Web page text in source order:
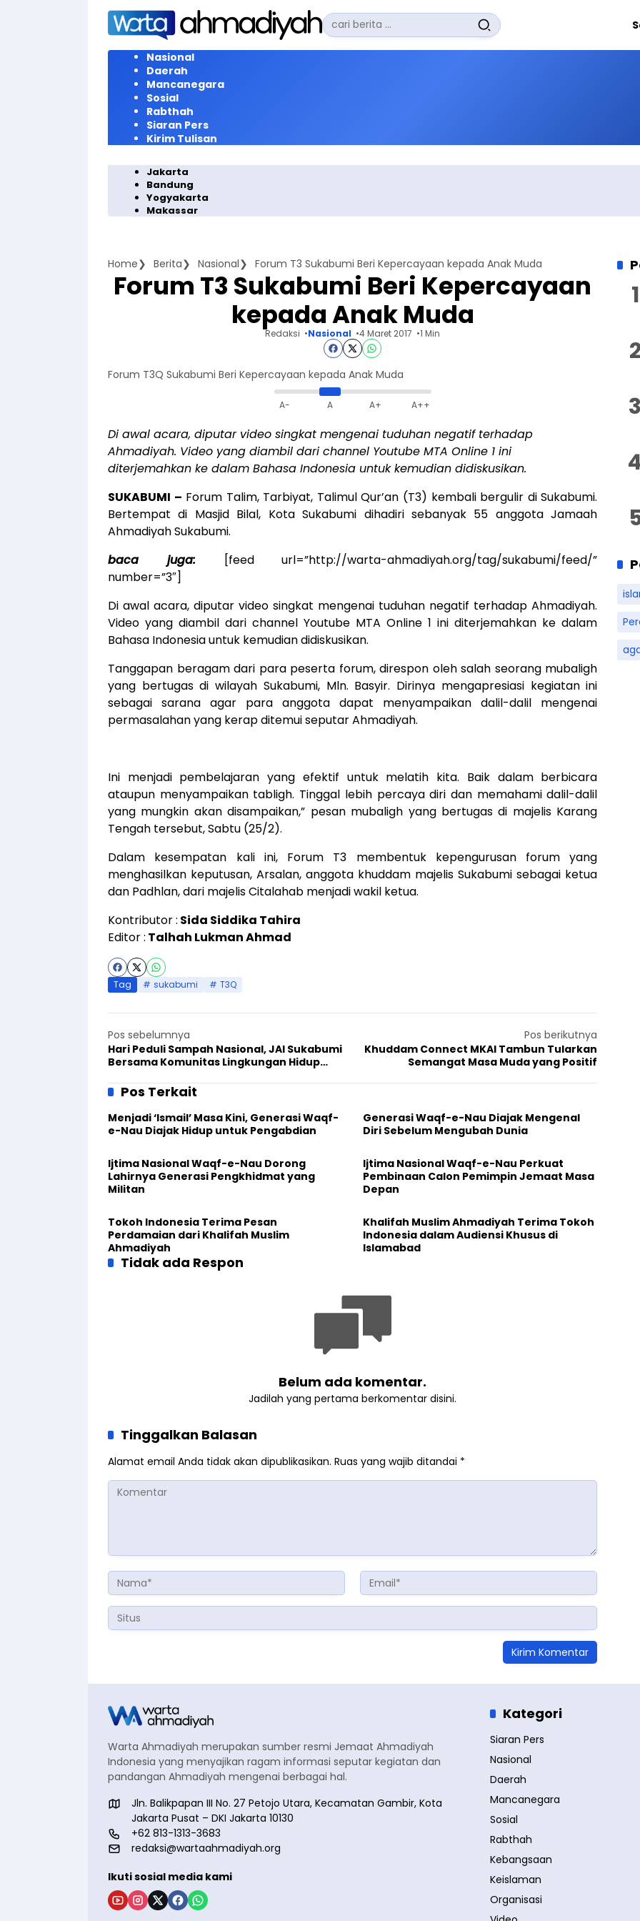
Langsung
konten
Pencarian
untuk:
Nasional
Daerah
Mancanegara
Sosial
Rabthah
Siaran Pers
Kirim Tulisan
Jakarta
Bandung
Yogyakarta
Makassar
Home Berita Nasional Forum T3 Sukabumi Beri Kepercayaan kepada Anak Muda
Forum T3 Sukabumi Beri Kepercayaan
kepada Anak Muda
Redaksi Nasional 4 Maret 2017 1 Min
Forum T3Q Sukabumi Beri Kepercayaan kepada Anak Muda
A- A A+ A++
Di awal acara, diputar video singkat mengenai tuduhan negatif terhadap
Ahmadiyah. Video yang diambil dari channel Youtube MTA Online 1 ini
diterjemahkan ke dalam Bahasa Indonesia untuk kemudian didiskusikan.
SUKABUMI – Forum Talim, Tarbiyat, Talimul Qur’an (T3) kembali bergulir di Sukabumi.
Bertempat di Masjid Bilal, Kota Sukabumi dihadiri sebanyak 55 anggota Jamaah
Ahmadiyah Sukabumi.
baca juga:
[feed url=”http://warta-ahmadiyah.org/tag/sukabumi/feed/”
number=”3″]
Di awal acara, diputar video singkat mengenai tuduhan negatif terhadap Ahmadiyah.
Video yang diambil dari channel Youtube MTA Online 1 ini diterjemahkan ke dalam
Bahasa Indonesia untuk kemudian didiskusikan.
Tanggapan beragam dari para peserta forum, direspon oleh salah seorang mubaligh
yang bertugas di wilayah Sukabumi, Mln. Basyir. Dirinya mengapresiasi kegiatan ini
sebagai sarana agar para anggota dapat menyampaikan dalil-dalil mengenai
permasalahan yang kerap ditemui seputar Ahmadiyah.
Ini menjadi pembelajaran yang efektif untuk melatih kita. Baik dalam berbicara
ataupun menyampaikan tabligh. Tinggal lebih percaya diri dan memahami dalil-dalil
yang mungkin akan disampaikan,” pesan mubaligh yang bertugas di majelis Karang
Tengah tersebut, Sabtu (25/2).
Dalam kesempatan kali ini, Forum T3 membentuk kepengurusan forum yang
menghasilkan keputusan, Arsalan, anggota khuddam majelis Sukabumi sebagai ketua
dan Padhlan, dari majelis Citalahab menjadi wakil ketua.
Kontributor : Sida Siddika Tahira
Editor : Talhah Lukman Ahmad
Tag sukabumi T3Q
Pos sebelumnya
Hari Peduli Sampah Nasional, JAI Sukabumi
Bersama Komunitas Lingkungan Hidup
Pos berikutnya
Khuddam Connect MKAI Tambun Tularkan
Semangat Masa Muda yang Positif
Pos Terkait
Menjadi ‘Ismail’ Masa Kini, Generasi Waqf-
e-Nau Diajak Hidup untuk Pengabdian
Generasi Waqf-e-Nau Diajak Mengenal
Diri Sebelum Mengubah Dunia
Ijtima Nasional Waqf-e-Nau Dorong
Lahirnya Generasi Pengkhidmat yang
Militan
Ijtima Nasional Waqf-e-Nau Perkuat
Pembinaan Calon Pemimpin Jemaat Masa
Depan
Tokoh Indonesia Terima Pesan
Perdamaian dari Khalifah Muslim
Ahmadiyah
Khalifah Muslim Ahmadiyah Terima Tokoh
Indonesia dalam Audiensi Khusus di
Islamabad
Tidak ada Respon
Belum ada komentar.
Jadilah yang pertama berkomentar disini.
Tinggalkan Balasan
Alamat email Anda tidak akan dipublikasikan. Ruas yang wajib ditandai *
Warta Ahmadiyah merupakan sumber resmi Jemaat Ahmadiyah
Indonesia yang menyajikan ragam informasi seputar kegiatan dan
pandangan Ahmadiyah mengenai berbagai hal.
Jln. Balikpapan III No. 27 Petojo Utara, Kecamatan Gambir, Kota
Jakarta Pusat – DKI Jakarta 10130
+62 813-1313-3683
redaksi@wartaahmadiyah.org
Ikuti sosial media kami
Kategori
Siaran Pers
Nasional
Daerah
Mancanegara
Sosial
Rabthah
Kebangsaan
Keislaman
Organisasi